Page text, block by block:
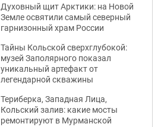
Духовный щит Арктики: на Новой
Земле освятили самый северный
гарнизонный храм России
Тайны Кольской сверхглубокой:
музей Заполярного показал
уникальный артефакт от
легендарной скважины
Териберка, Западная Лица,
Кольский залив: какие мосты
ремонтируют в Мурманской